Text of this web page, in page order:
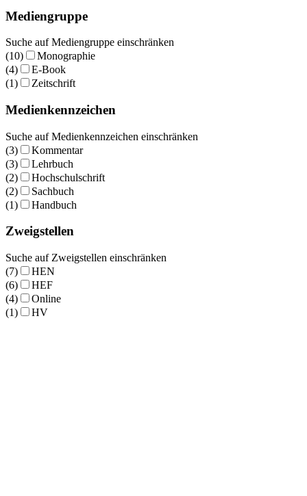
Mediengruppe
Suche auf Mediengruppe einschränken
(10)
Monographie
(4)
E-Book
(1)
Zeitschrift
Medienkennzeichen
Suche auf Medienkennzeichen einschränken
(3)
Kommentar
(3)
Lehrbuch
(2)
Hochschulschrift
(2)
Sachbuch
(1)
Handbuch
Zweigstellen
Suche auf Zweigstellen einschränken
(7)
HEN
(6)
HEF
(4)
Online
(1)
HV